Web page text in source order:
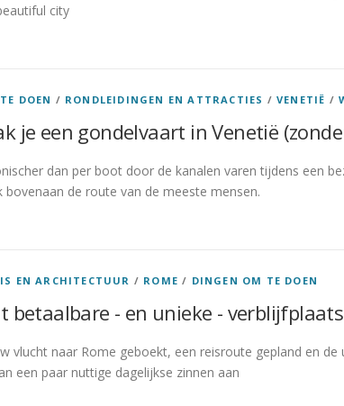
city
DOEN / RONDLEIDINGEN EN ATTRACTIES /VENETIË /
je een gondelvaart in Venetië
dan per boot door de kanalen varen tijdens een
bovenaan de route van de meeste mensen.
EN ARCHITECTUUR / ROME / DINGEN OM TE DOEN
betaalbare - en unieke -
vlucht naar Rome geboekt, een reisroute gepland en
een paar nuttige dagelijkse zinnen aan